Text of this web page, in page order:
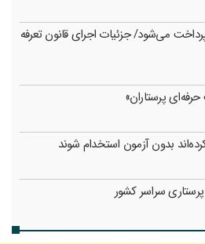
با 6 ماه تاخیر پرداخت می‌شود/ جزئیات اجرای قانون تعرفه
پرستاران»
بدون آزمون استخدام شوند
سراسر کشور